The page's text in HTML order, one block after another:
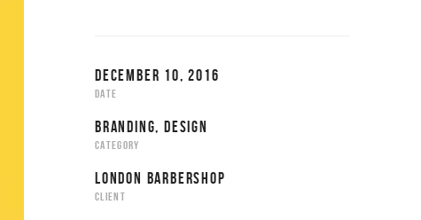
DECEMBER 10, 2016
DATE
BRANDING, DESIGN
CATEGORY
LONDON BARBERSHOP
CLIENT